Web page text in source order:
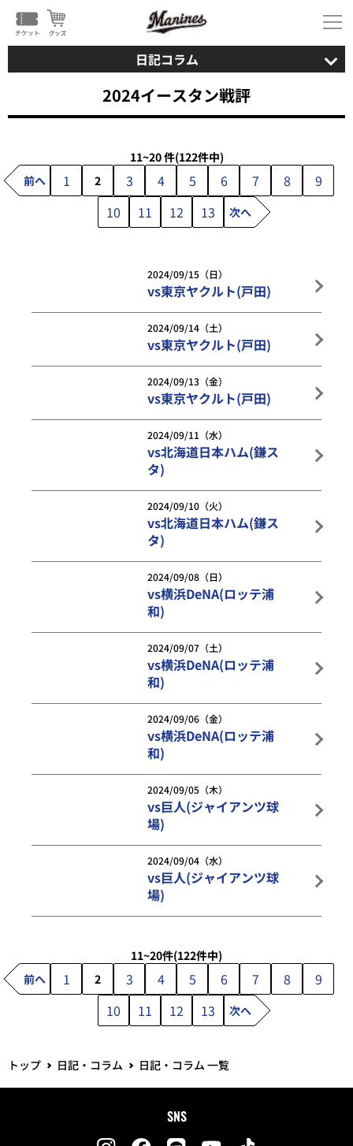
日記コラム
2024イースタン戦評
11~20 件(122件中)
前へ
1 2 3 4 5 6 7 8
9
10
11 12 13 次へ
2024/09/15（日）
vs東京ヤクルト(戸田)
2024/09/14（土）
vs東京ヤクルト(戸田)
2024/09/13（金）
vs東京ヤクルト(戸田)
2024/09/11（水）
vs北海道日本ハム(鎌ス
タ)
2024/09/10（火）
vs北海道日本ハム(鎌ス
タ)
2024/09/08（日）
vs横浜DeNA(ロッテ浦
和)
2024/09/07（土）
vs横浜DeNA(ロッテ浦
和)
2024/09/06（金）
vs横浜DeNA(ロッテ浦
和)
2024/09/05（木）
vs巨人(ジャイアンツ球
場)
2024/09/04（水）
vs巨人(ジャイアンツ球
場)
11~20件(122件中)
前へ
1 2 3 4 5 6 7 8
9
10
11 12 13 次へ
トップ 日記・コラム 日記・コラム 一覧
SNS